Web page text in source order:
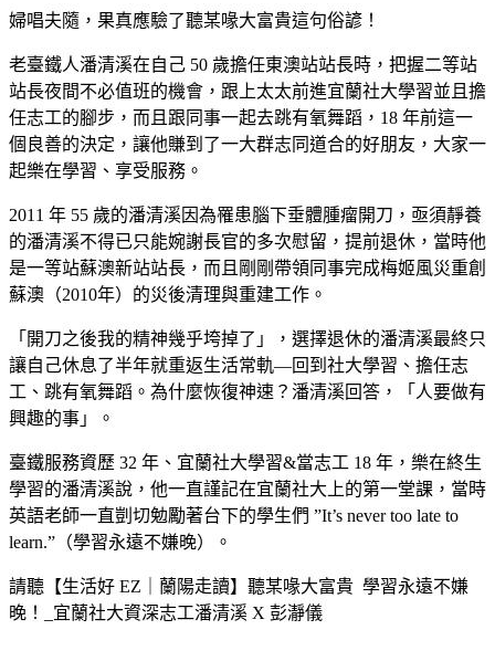
婦唱夫隨，果真應驗了聽某喙大富貴這句俗諺！
老臺鐵人潘清溪在自己 50 歲擔任東澳站站長時，把握二等站
站長夜間不必值班的機會，跟上太太前進宜蘭社大學習並且擔
任志工的腳步，而且跟同事一起去跳有氧舞蹈，18 年前這一
個良善的決定，讓他賺到了一大群志同道合的好朋友，大家一
起樂在學習、享受服務。
2011 年 55 歲的潘清溪因為罹患腦下垂體腫瘤開刀，亟須靜養
的潘清溪不得已只能婉謝長官的多次慰留，提前退休，當時他
是一等站蘇澳新站站長，而且剛剛帶領同事完成梅姬風災重創
蘇澳（2010年）的災後清理與重建工作。
「開刀之後我的精神幾乎垮掉了」，選擇退休的潘清溪最終只
讓自己休息了半年就重返生活常軌—回到社大學習、擔任志
工、跳有氧舞蹈。為什麼恢復神速？潘清溪回答，「人要做有
興趣的事」。
臺鐵服務資歷 32 年、宜蘭社大學習&當志工 18 年，樂在終生
學習的潘清溪說，他一直謹記在宜蘭社大上的第一堂課，當時
英語老師一直剴切勉勵著台下的學生們 ”It’s never too late to
learn.”（學習永遠不嫌晚）。
請聽【生活好 EZ｜蘭陽走讀】聽某喙大富貴 學習永遠不嫌
晚！_宜蘭社大資深志工潘清溪 X 彭瀞儀